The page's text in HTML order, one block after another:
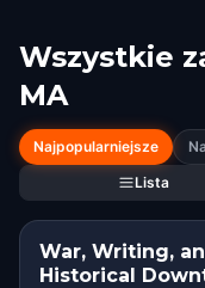
Wszystkie
MA
Najpopularniejsze
Lista
War, Writing,
Historical